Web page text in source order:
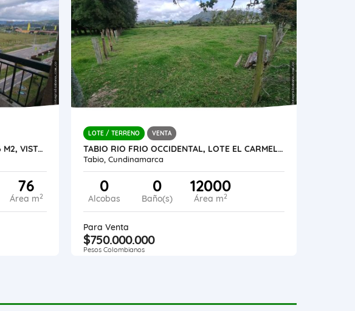
CAJICA, SENDEROS DE GIRASOLES, 76 M2, VISTA PANORÁMICA, BALCON
76
Área m2
LOTE / TERRENO VENTA
TABIO RIO FRIO OCCIDENTAL, LOTE EL CARMEL, 12.000 M2
Tabio, Cundinamarca
0
Alcobas
0
Baño(s)
12000
Área m2
Para Venta
$750.000.000
Pesos Colombianos